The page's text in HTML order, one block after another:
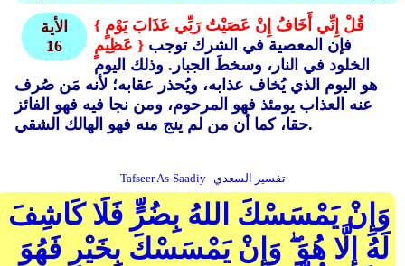
الأية
16
{ قُلْ إِنِّي أَخَافُ إِنْ عَصَيْتُ رَبِّي عَذَابَ يَوْمٍ
عَظِيمٍ }
الخلود في النار، وسخطَ الجبار. وذلك اليوم
هو اليوم الذي يُخاف عذابه، ويُحذر عقابه؛ لأنه مَن صُرف
عنه العذاب يومئذ فهو المرحوم، ومن نجا فيه فهو الفائز
حقا، كما أن من لم ينج منه فهو الهالك الشقي.
Tafseer As-Saadiy تفسير السعدي
وَإِنْ يَمْسَسْكَ اللهُ بِضُرٍّ فَلَا كَاشِفَ
لَهُ إِلَّا هُوَ ۖ وَإِنْ يَمْسَسْكَ بِخَيْرٍ فَهُوَ